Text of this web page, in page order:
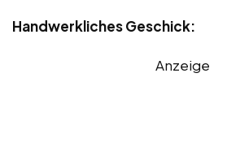
Handwerkliches Geschick:
Anzeige